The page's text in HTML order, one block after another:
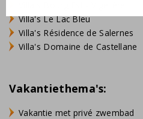
Villa's Le Lac Bleu
Villa's Résidence de Salernes
Villa's Domaine de Castellane
Vakantiethema's:
Vakantie met privé zwembad